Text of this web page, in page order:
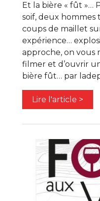
Et la bière « fût »…
soif, deux
coups de maillet
expérience…
approche, on vous
filmer et d’ouvrir
bière fût… par
Lire l'article >